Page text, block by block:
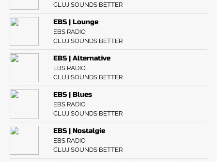
CLUJ SOUNDS BETTER
EBS | Lounge
EBS RADIO
CLUJ SOUNDS BETTER
EBS | Alternative
EBS RADIO
CLUJ SOUNDS BETTER
EBS | Blues
EBS RADIO
CLUJ SOUNDS BETTER
EBS | Nostalgie
EBS RADIO
CLUJ SOUNDS BETTER